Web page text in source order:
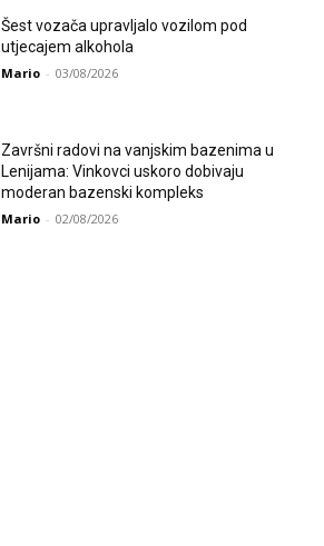
Šest vozača upravljalo vozilom pod
utjecajem alkohola
Mario - 03/08/2026
Završni radovi na vanjskim bazenima u
Lenijama: Vinkovci uskoro dobivaju
moderan bazenski kompleks
Mario - 02/08/2026